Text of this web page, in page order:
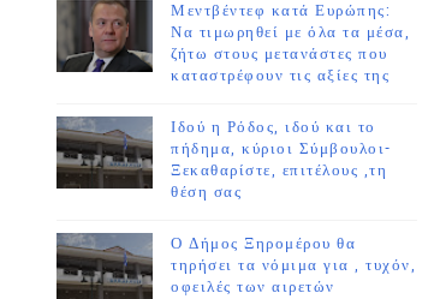
Μεντβέντεφ κατά Ευρώπης:
Να τιμωρηθεί με όλα τα μέσα,
ζήτω στους μετανάστες που
καταστρέφουν τις αξίες της
Ιδού η Ρόδος, ιδού και το
πήδημα, κύριοι Σύμβουλοι-
Ξεκαθαρίστε, επιτέλους ,τη
θέση σας
Ο Δήμος Ξηρομέρου θα
τηρήσει τα νόμιμα για , τυχόν,
οφειλές των αιρετών